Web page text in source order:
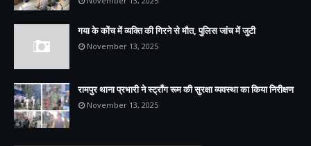
गया के कोंच में व्यक्ति की गिरने से मौत, पुलिस जांच में जुटी
November 13, 2025
रामपुर थाना प्रभारी ने स्ट्रॉंग रूम की सुरक्षा व्यवस्था का किया निरीक्षण
November 13, 2025